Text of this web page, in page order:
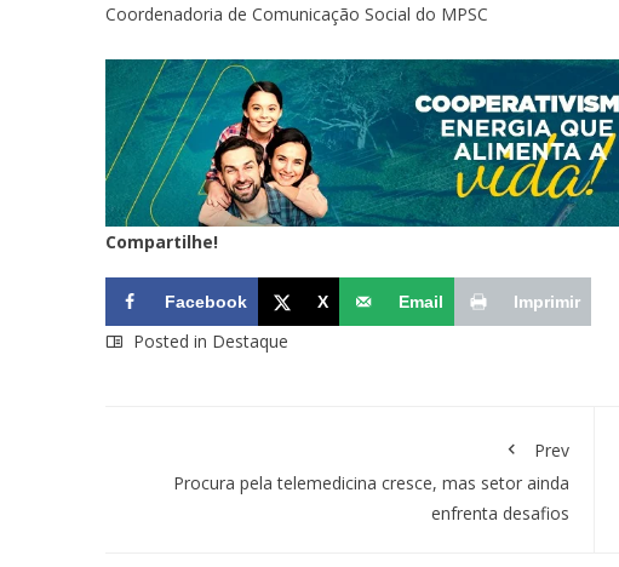
Coordenadoria de Comunicação Social do MPSC
Compartilhe!
Facebook X Email Imprimir
Posted in Destaque
Prev
Procura pela telemedicina cresce, mas setor ainda
enfrenta desafios